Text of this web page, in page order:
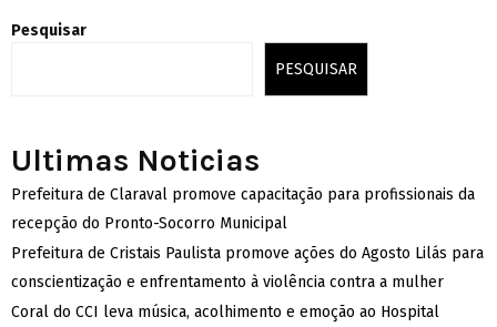
Pesquisar
PESQUISAR
Ultimas Noticias
Prefeitura de Claraval promove capacitação para profissionais da
recepção do Pronto-Socorro Municipal
Prefeitura de Cristais Paulista promove ações do Agosto Lilás para
conscientização e enfrentamento à violência contra a mulher
Coral do CCI leva música, acolhimento e emoção ao Hospital